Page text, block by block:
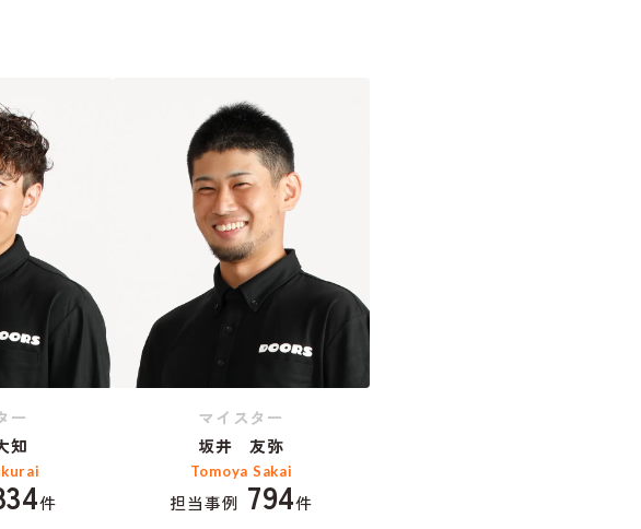
ー
知
件
マイスター
坂井 友弥
Tomoya Sakai
担当事例 794件